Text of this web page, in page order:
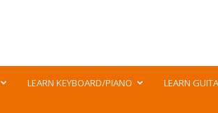
LEARN KEYBOARD/PIANO LEARN